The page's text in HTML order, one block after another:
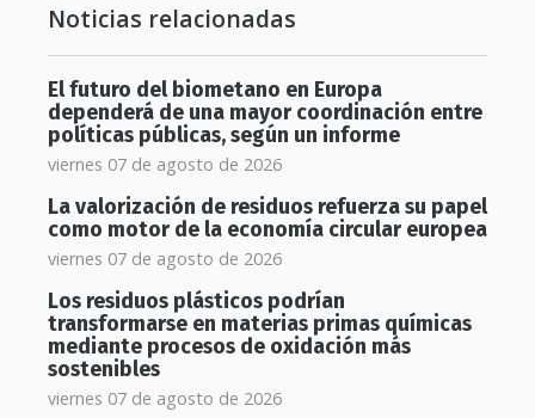
Noticias relacionadas
El futuro del biometano en Europa
dependerá de una mayor coordinación entre
políticas públicas, según un informe
viernes 07 de agosto de 2026
La valorización de residuos refuerza su papel
como motor de la economía circular europea
viernes 07 de agosto de 2026
Los residuos plásticos podrían
transformarse en materias primas químicas
mediante procesos de oxidación más
sostenibles
viernes 07 de agosto de 2026